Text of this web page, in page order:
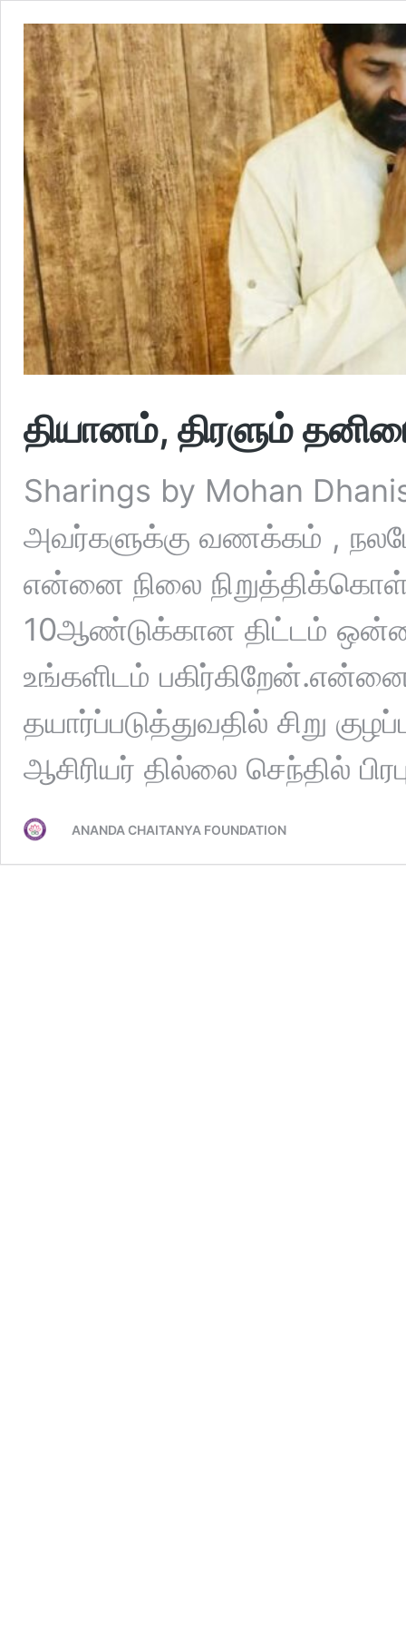
தியானம், திரளும்
Sharings by Mohan
அவர்களுக்கு வணக்கம் ,
என்னை நிலை
10ஆண்டுக்கான திட்டம்
உங்களிடம்
தயார்ப்படுத்துவதில் சிறு
ஆசிரியர் தில்லை செந்தில்
ANANDA CHAITANYA FOUNDATION